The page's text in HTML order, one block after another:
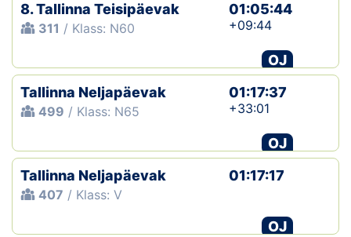
8. Tallinna Teisipäevak
311 / Klass: N60
01:05:44
+09:44
OJ
Tallinna Neljapäevak
499 / Klass: N65
01:17:37
+33:01
OJ
Tallinna Neljapäevak
407 / Klass: V
01:17:17
OJ